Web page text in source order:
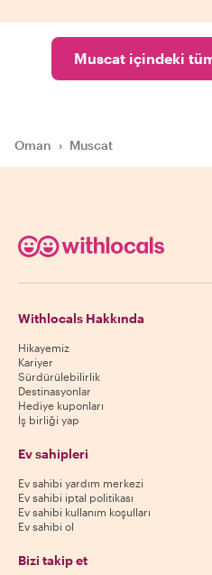
Muscat içindeki
Oman › Muscat
Withlocals Hakkında
Hikayemiz
Kariyer
Sürdürülebilirlik
Destinasyonlar
Hediye kuponları
İş birliği yap
Ev sahipleri
Ev sahibi yardım merkezi
Ev sahibi iptal politikası
Ev sahibi kullanım koşulları
Ev sahibi ol
Bizi takip et